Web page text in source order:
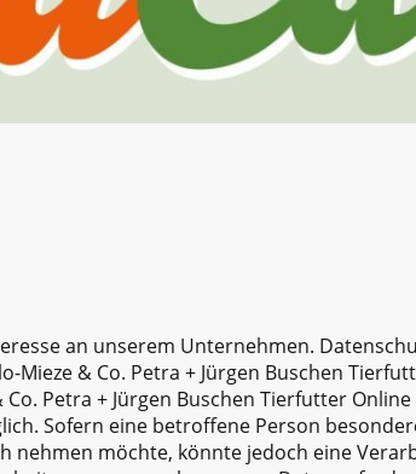
an unserem Unternehmen.
Mieze & Co. Petra + Jürgen Buschen
Petra + Jürgen Buschen Tierfutter
Sofern eine betroffene Person
nehmen möchte, könnte jedoch eine